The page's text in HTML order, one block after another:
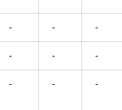
- - -
- - -
- - -